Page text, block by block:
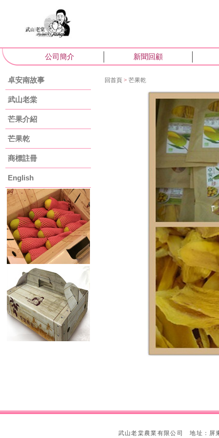
公司簡介 新聞回顧
卓安南故事
武山老棠
芒果介紹
芒果乾
商標註冊
English
回首頁 > 芒果乾
武山老棠農業有限公司 地址：屏